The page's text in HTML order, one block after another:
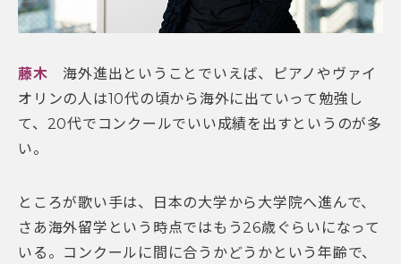
藤木 海外進出ということでいえば、ピアノやヴァイ
オリンの人は10代の頃から海外に出ていって勉強し
て、20代でコンクールでいい成績を出すというのが多
い。
ところが歌い手は、日本の大学から大学院へ進んで、
さあ海外留学という時点ではもう26歳ぐらいになって
いる。コンクールに間に合うかどうかという年齢で、